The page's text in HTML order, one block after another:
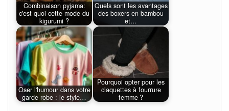
Combinaison pyjama:
c'est quoi cette mode du
kigurumi ?
Quels sont les avantages
des boxers en bambou
et…
Oser l'humour dans votre
garde-robe : le style…
Pourquoi opter pour les
claquettes à fourrure
femme ?